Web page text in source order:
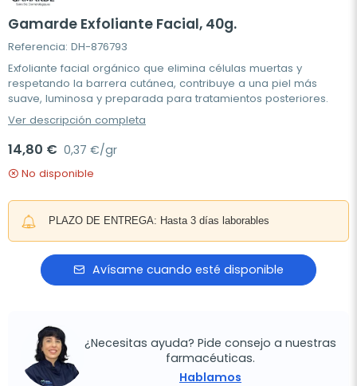
Gamarde Exfoliante Facial, 40g.
Referencia: DH-876793
Exfoliante facial orgánico que elimina células muertas y
respetando la barrera cutánea, contribuye a una piel más
suave, luminosa y preparada para tratamientos posteriores.
Ver descripción completa
14,80 € 0,37 €/gr
No disponible
PLAZO DE ENTREGA: Hasta 3 días laborables
Avísame cuando esté disponible
¿Necesitas ayuda? Pide consejo a nuestras
farmacéuticas.
Hablamos